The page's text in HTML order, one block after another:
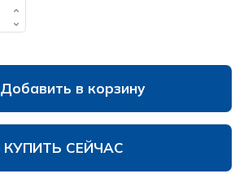
Добавить в корзину
КУПИТЬ СЕЙЧАС